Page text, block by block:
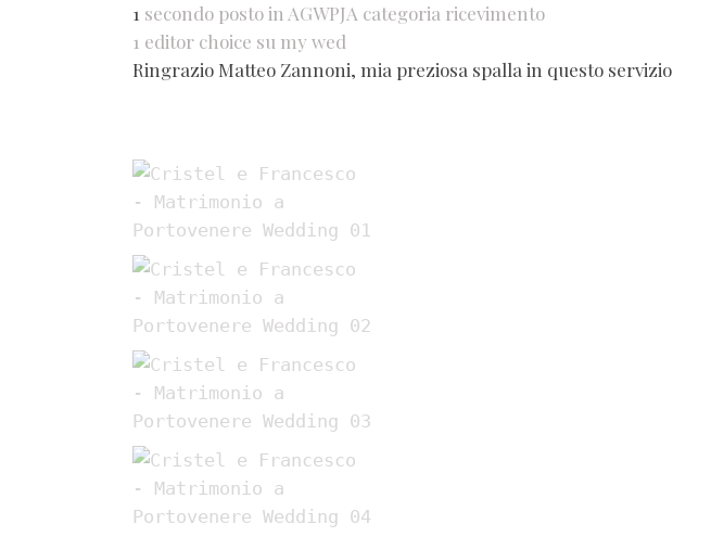
1 secondo posto in AGWPJA categoria ricevimento
1 editor choice su my wed
Ringrazio Matteo Zannoni, mia preziosa spalla in questo servizio